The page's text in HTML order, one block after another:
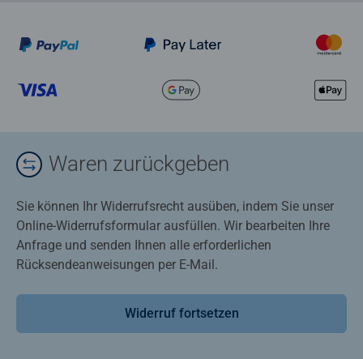
Waren zurückgeben
Sie können Ihr Widerrufsrecht ausüben, indem Sie unser
Online-Widerrufsformular ausfüllen. Wir bearbeiten Ihre
Anfrage und senden Ihnen alle erforderlichen
Rücksendeanweisungen per E-Mail.
Widerruf fortsetzen